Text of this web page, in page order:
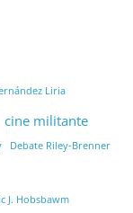
Liria
cine militante
Debate Riley-Brenner
J. Hobsbawm